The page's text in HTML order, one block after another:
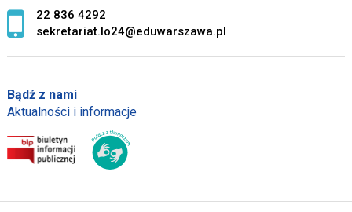
22 836 4292
sekretariat.lo24@eduwarszawa.pl
Bądź z nami
Aktualności i informacje